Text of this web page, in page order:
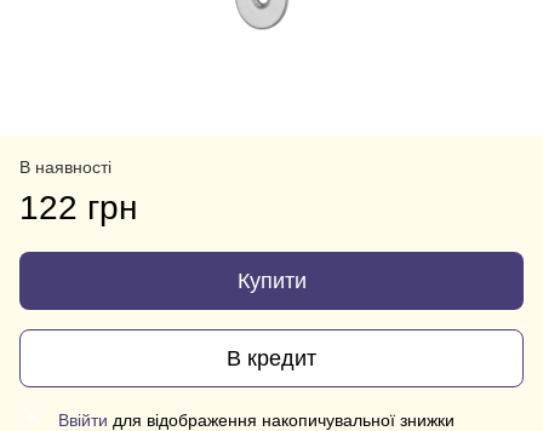
В наявності
122 грн
Купити
В кредит
Ввійти для відображення накопичувальної знижки